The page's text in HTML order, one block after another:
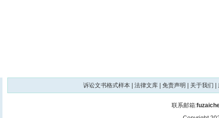
诉讼文书格式样本 法律文库 免责声明 关于我们
联系邮箱: